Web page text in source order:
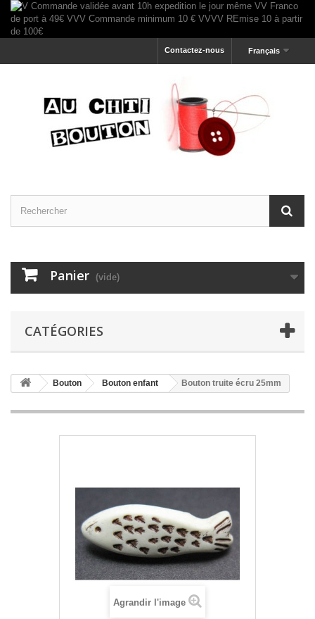
Français
Contactez-nous
Panier (vide)
CATÉGORIES
Bouton Bouton enfant Bouton truite écru 25mm
Agrandir l'image